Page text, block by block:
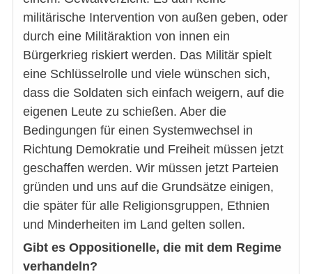
militärische Intervention von außen geben, oder
durch eine Militäraktion von innen ein
Bürgerkrieg riskiert werden. Das Militär spielt
eine Schlüsselrolle und viele wünschen sich,
dass die Soldaten sich einfach weigern, auf die
eigenen Leute zu schießen. Aber die
Bedingungen für einen Systemwechsel in
Richtung Demokratie und Freiheit müssen jetzt
geschaffen werden. Wir müssen jetzt Parteien
gründen und uns auf die Grundsätze einigen,
die später für alle Religionsgruppen, Ethnien
und Minderheiten im Land gelten sollen.
Gibt es Oppositionelle, die mit dem Regime
verhandeln?